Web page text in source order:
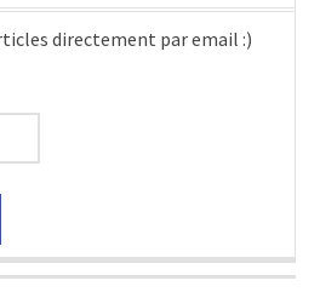
directement par email :)